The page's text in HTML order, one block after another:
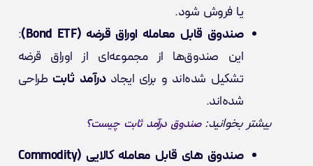
یا فروش شود.
صندوق‌ قابل معامله اوراق قرضه (Bond ETF)
:
این صندوق‌ها از مجموعه‌ای از اوراق قرضه
تشکیل شده‌اند و برای ایجاددرآمد ثابت طراحی
شده‌اند.
بیشتر بخوانید:صندوق درآمد ثابت چیست؟
صندوق‌ های قابل معامله کالایی (Commodity